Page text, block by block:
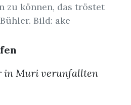
zu können, das tröstet
Bild: ake
in Muri verunfallten